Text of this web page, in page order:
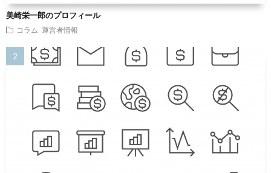
美崎栄一郎のプロフィール
コラム 運営者情報